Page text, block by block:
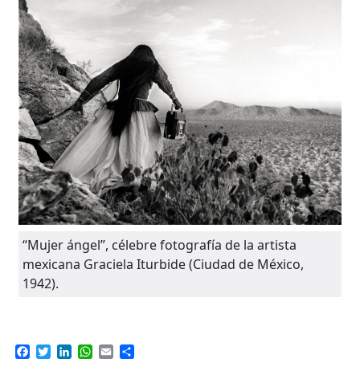
“Mujer ángel”, célebre fotografía de la artista
mexicana Graciela Iturbide (Ciudad de México,
1942).
Facebook
TwitterLinkedIn
WhatsApp
Email